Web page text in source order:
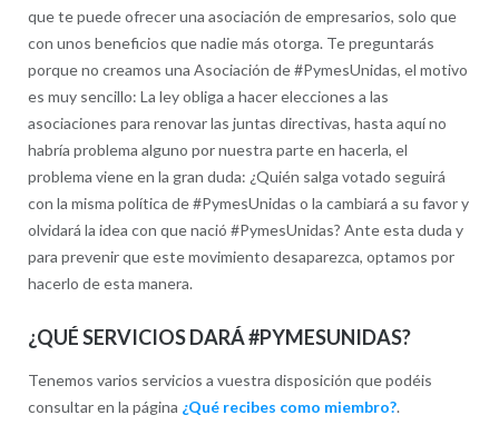
que te puede ofrecer una asociación de empresarios, solo que
con unos beneficios que nadie más otorga. Te preguntarás
porque no creamos una Asociación de #PymesUnidas, el motivo
es muy sencillo: La ley obliga a hacer elecciones a las
asociaciones para renovar las juntas directivas, hasta aquí no
habría problema alguno por nuestra parte en hacerla, el
problema viene en la gran duda: ¿Quién salga votado seguirá
con la misma política de #PymesUnidas o la cambiará a su favor y
olvidará la idea con que nació #PymesUnidas? Ante esta duda y
para prevenir que este movimiento desaparezca, optamos por
hacerlo de esta manera.
¿QUÉ SERVICIOS DARÁ #PYMESUNIDAS?
Tenemos varios servicios a vuestra disposición que podéis
consultar en la página ¿Qué recibes como miembro?.